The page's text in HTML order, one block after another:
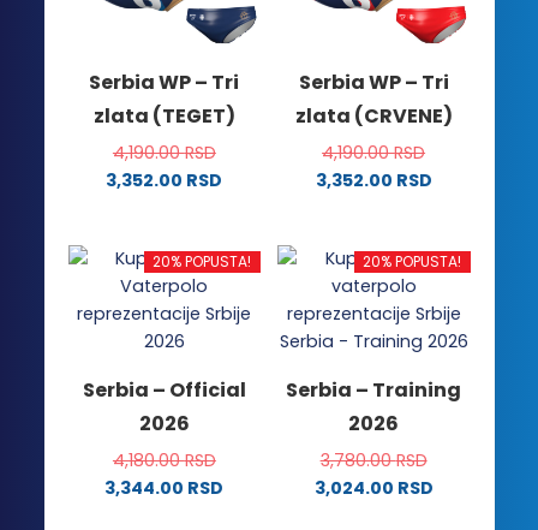
Serbia WP – Tri
zlata (TEGET)
4,190.00RSD
3,352.00 RSD
ima
više
varijanti.
Opcije
biti
izabrane
na
stranici
Serbia WP – Tri
zlata (CRVENE)
4,190.00RSD
3,352.00 RSD
ima
više
varijanti.
Opcije
biti
izabrane
na
stranici
20% POPUSTA!
Serbia – Official
2026
4,180.00RSD
3,344.00 RSD
20% POPUSTA!
Serbia – Training
2026
3,780.00RSD
3,024.00 RSD